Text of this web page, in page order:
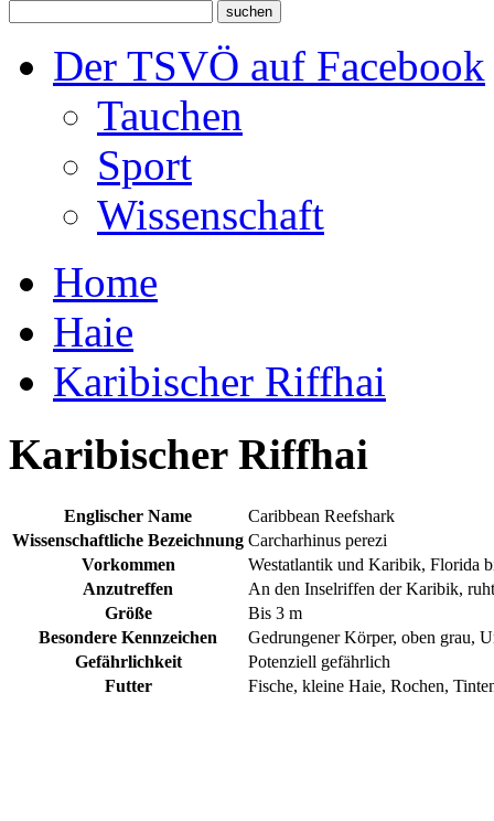
Der TSVÖ auf Facebook
Tauchen
Sport
Wissenschaft
Home
Haie
Karibischer Riffhai
Karibischer Riffhai
Englischer Name
Caribbean Reefshark
Wissenschaftliche Bezeichnung Carcharhinus perezi
Vorkommen
Westatlantik und Karibik, Florida
Anzutreffen
An den Inselriffen der Karibik,
Größe
Bis 3 m
Besondere Kennzeichen
Gedrungener Körper, oben grau,
Gefährlichkeit
Potenziell gefährlich
Futter
Fische, kleine Haie, Rochen,